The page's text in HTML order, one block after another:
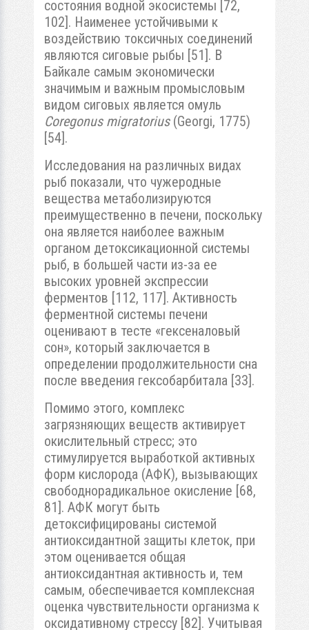
состояния водной экосистемы [72,
102]. Наименее устойчивыми к
воздействию токсичных соединений
являются сиговые рыбы [51]. В
Байкале самым экономически
значимым и важным промысловым
видом сиговых является омуль
Coregonus migratorius (Georgi, 1775)
[54].
Исследования на различных видах
рыб показали, что чужеродные
вещества метаболизируются
преимущественно в печени, поскольку
она является наиболее важным
органом детоксикационной системы
рыб, в большей части из-за ее
высоких уровней экспрессии
ферментов [112, 117]. Активность
ферментной системы печени
оценивают в тесте «гексеналовый
сон», который заключается в
определении продолжительности сна
после введения гексобарбитала [33].
Помимо этого, комплекс
загрязняющих веществ активирует
окислительный стресс; это
стимулируется выработкой активных
форм кислорода (АФК), вызывающих
свободнорадикальное окисление [68,
81]. АФК могут быть
детоксифицированы системой
антиоксидантной защиты клеток, при
этом оценивается общая
антиоксидантная активность и, тем
самым, обеспечивается комплексная
оценка чувствительности организма к
оксидативному стрессу [82]. Учитывая